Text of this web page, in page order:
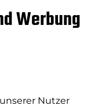
Werbung
Nutzer